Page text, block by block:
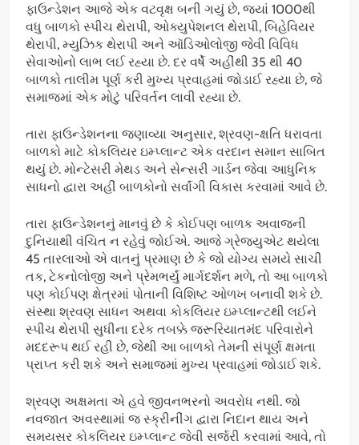
ફાઉન્ડેશન આજે એક વટવૃક્ષ બની ગયું છે, જ્યાં 1000થી
વધુ બાળકો સ્પીચ થેરાપી, ઓક્યુપેશનલ થેરાપી, બિહેવિયર
થેરાપી, મ્યુઝિક થેરાપી અને ઑડિઓલોજી જેવી વિવિધ
સેવાઓનો લાભ લઈ રહ્યા છે. દર વર્ષે અહીંથી 35 થી 40
બાળકો તાલીમ પૂર્ણ કરી મુખ્ય પ્રવાહમાં જોડાઈ રહ્યા છે, જે
સમાજમાં એક મોટું પરિવર્તન લાવી રહ્યા છે.
તારા ફાઉન્ડેશનના જણાવ્યા અનુસાર, શ્રવણ-ક્ષતિ ધરાવતા
બાળકો માટે કોકલિયર ઇમ્પ્લાન્ટ એક વરદાન સમાન સાબિત
થયું છે. મોન્ટેસરી મેથડ અને સેન્સરી ગાર્ડન જેવા આધુનિક
સાધનો દ્વારા અહીં બાળકોનો સર્વાંગી વિકાસ કરવામાં આવે છે.
તારા ફાઉન્ડેશનનું માનવું છે કે કોઈપણ બાળક અવાજની
દુનિયાથી વંચિત ન રહેવું જોઈએ. આજે ગ્રેજ્યુએટ થયેલા
45 તારલાઓ એ વાતનું પ્રમાણ છે કે જો યોગ્ય સમયે સાચી
તક, ટેકનોલોજી અને પ્રેમભર્યું માર્ગદર્શન મળે, તો આ બાળકો
પણ કોઈપણ ક્ષેત્રમાં પોતાની વિશિષ્ટ ઓળખ બનાવી શકે છે.
સંસ્થા શ્રવણ સાધન અથવા કોકલિયર ઇમ્પ્લાન્ટથી લઈને
સ્પીચ થેરાપી સુધીના દરેક તબક્કે જરૂરિયાતમંદ પરિવારોને
મદદરૂપ થઈ રહી છે, જેથી આ બાળકો તેમની સંપૂર્ણ ક્ષમતા
પ્રાપ્ત કરી શકે અને સમાજમાં મુખ્ય પ્રવાહમાં જોડાઈ શકે.
શ્રવણ અક્ષમતા એ હવે જીવનભરનો અવરોધ નથી. જો
નવજાત અવસ્થામાં જ સ્ક્રીનીંગ દ્વારા નિદાન થાય અને
સમયસર કોકલિયર ઇમ્પ્લાન્ટ જેવી સર્જરી કરવામાં આવે, તો